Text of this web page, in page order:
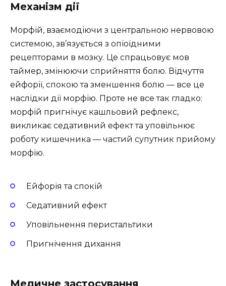
Механізм дії
Морфій, взаємодіючи з центральною нервовою
системою, зв’язується з опіоїдними
рецепторами в мозку. Це спрацьовує мов
таймер, змінюючи сприйняття болю. Відчуття
ейфорії, спокою та зменшення болю — все це
наслідки дії морфію. Проте не все так гладко:
морфій пригнічує кашльовий рефлекс,
викликає седативний ефект та уповільнює
роботу кишечника — частий супутник прийому
морфію.
Ейфорія та спокій
Седативний ефект
Уповільнення перистальтики
Пригнічення дихання
Медичне застосування